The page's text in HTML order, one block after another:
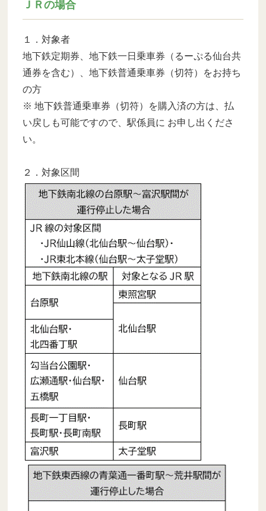
ＪＲの場合
１．対象者
地下鉄定期券、地下鉄一日乗車券（るーぷる仙台共
通券を含む）、地下鉄普通乗車券（切符）をお持ち
の方
※ 地下鉄普通乗車券（切符）を購入済の方は、払
い戻しも可能ですので、駅係員に お申し出くださ
い。
２．対象区間